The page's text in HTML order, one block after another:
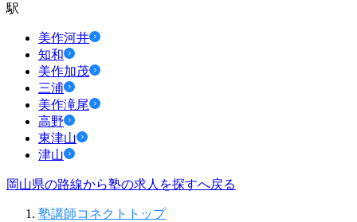
駅
美作河井
知和
美作加茂
三浦
美作滝尾
高野
東津山
津山
岡山県の路線から塾の求人を探すへ戻る
塾講師コネクトトップ